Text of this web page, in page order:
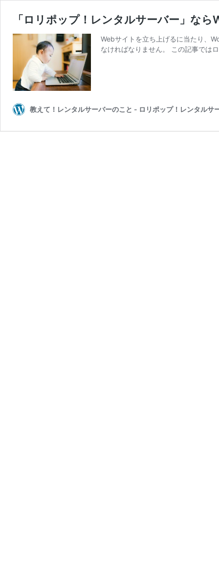
「ロリポップ！レンタルサーバー」な
Webサイトを立ち上げるに当たり、
なければなりません。 この記事では
教えて！レンタルサーバーのこと - ロリポップ！レンタルサ